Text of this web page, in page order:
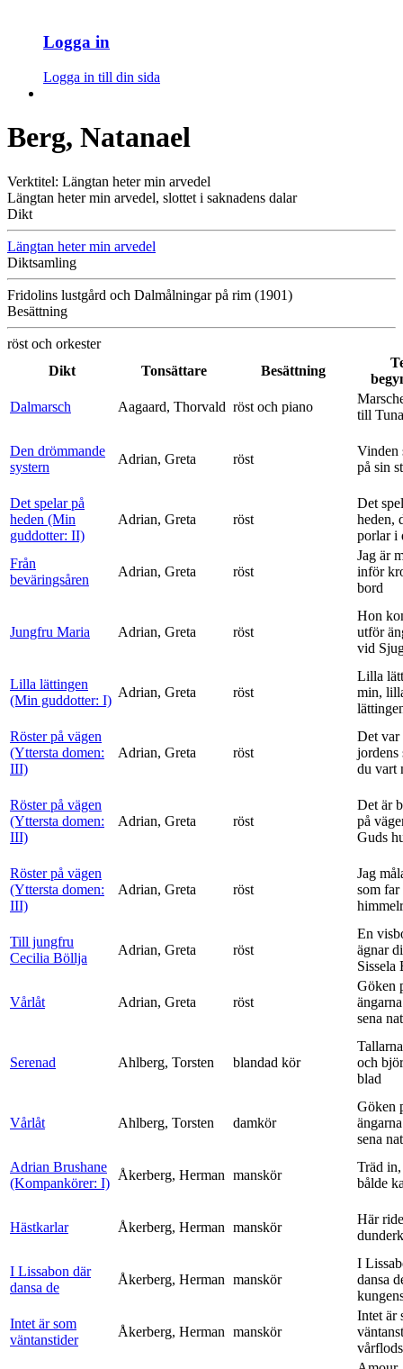
Logga in
Logga in till din sida
Berg, Natanael
Verktitel: Längtan heter min arvedel
Längtan heter min arvedel, slottet i saknadens dalar
Dikt
Längtan heter min arvedel
Diktsamling
Fridolins lustgård och Dalmålningar på rim (1901)
Besättning
röst och orkester
Dikt
Tonsättare Besättning
Dalmarsch
Aagaard, Thorvald röst och piano
till Tuna
Den drömmande
systern
Adrian, Greta röst
Vinden
på sin
Det spelar på
heden (Min
guddotter: II)
Adrian, Greta röst
Det
heden,
porlar i
Från
beväringsåren
Adrian, Greta röst
Jag är
inför
bord
Jungfru Maria Adrian, Greta röst
Hon
utför
vid
Lilla lättingen
(Min guddotter: I)
Adrian, Greta röst
Lilla
min,
Röster på vägen
(Yttersta domen:
III)
Adrian, Greta röst
Det var
jordens
du vart
Röster på vägen
(Yttersta domen:
III)
Adrian, Greta röst
Det är
på
Guds
Röster på vägen
(Yttersta domen:
III)
Adrian, Greta röst
Jag
som
Till jungfru
Cecilia Böllja
Adrian, Greta röst
En
ägnar
Sissela
Vårlåt Adrian, Greta röst
Göken
sena
Serenad Ahlberg, Torsten blandad kör
och
blad
Vårlåt Ahlberg, Torsten damkör
Göken
sena
Adrian Brushane
(Kompankörer: I)
Åkerberg, Herman manskör
Träd
bålde
Hästkarlar Åkerberg, Herman manskör
Här
I Lissabon där
dansa de
Åkerberg, Herman manskör
I
dansa
Intet är som
väntanstider
Åkerberg, Herman manskör
Intet är